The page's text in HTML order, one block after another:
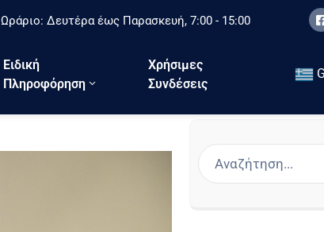
Ωράριο: Δευτέρα έως Παρασκευή, 7:00 - 15:00
Ειδική
Πληροφόρηση
Χρήσιμες
Συνδέσεις